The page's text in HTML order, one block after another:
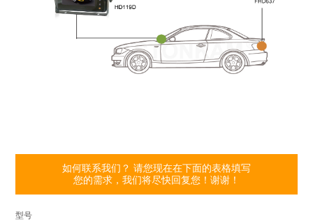
如何联系我们？ 请您现在在下面的表格填写
您的需求，我们将尽快回复您！谢谢！
型号